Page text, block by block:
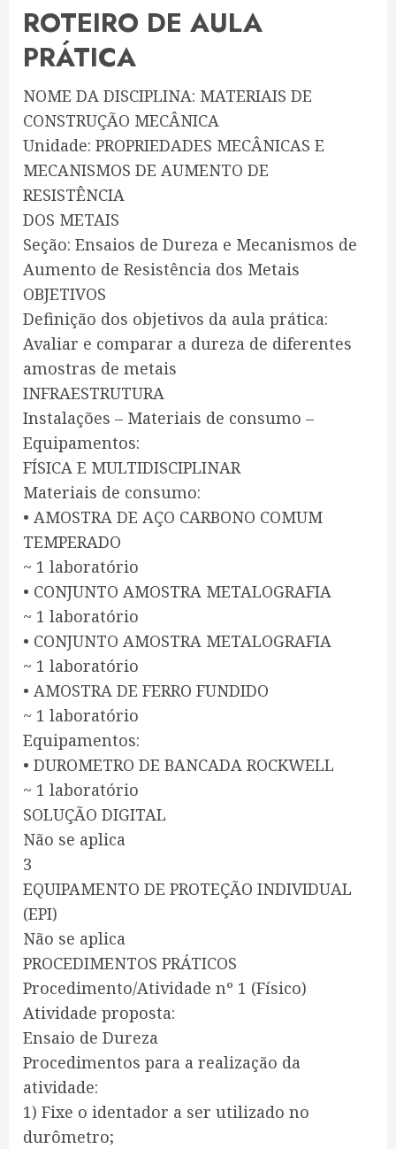
ROTEIRO DE AULA
PRÁTICA
NOME DA DISCIPLINA: MATERIAIS DE
CONSTRUÇÃO MECÂNICA
Unidade: PROPRIEDADES MECÂNICAS E
MECANISMOS DE AUMENTO DE
RESISTÊNCIA
DOS METAIS
Seção: Ensaios de Dureza e Mecanismos de
Aumento de Resistência dos Metais
OBJETIVOS
Definição dos objetivos da aula prática:
Avaliar e comparar a dureza de diferentes
amostras de metais
INFRAESTRUTURA
Instalações – Materiais de consumo –
Equipamentos:
FÍSICA E MULTIDISCIPLINAR
Materiais de consumo:
• AMOSTRA DE AÇO CARBONO COMUM
TEMPERADO
~ 1 laboratório
• CONJUNTO AMOSTRA METALOGRAFIA
~ 1 laboratório
• CONJUNTO AMOSTRA METALOGRAFIA
~ 1 laboratório
• AMOSTRA DE FERRO FUNDIDO
~ 1 laboratório
Equipamentos:
• DUROMETRO DE BANCADA ROCKWELL
~ 1 laboratório
SOLUÇÃO DIGITAL
Não se aplica
3
EQUIPAMENTO DE PROTEÇÃO INDIVIDUAL
(EPI)
Não se aplica
PROCEDIMENTOS PRÁTICOS
Procedimento/Atividade nº 1 (Físico)
Atividade proposta:
Ensaio de Dureza
Procedimentos para a realização da
atividade:
1) Fixe o identador a ser utilizado no
durômetro;